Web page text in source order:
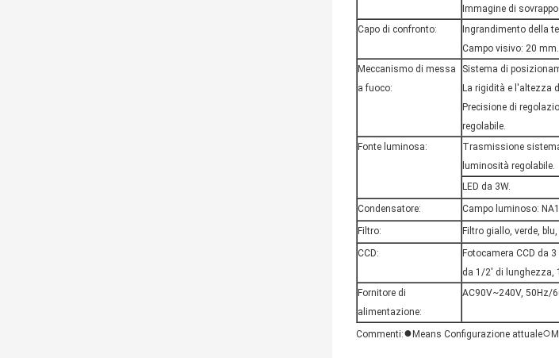
Immagine di
Capo di confronto:
Ingrandimento della
Campo visivo: 20 mm.
Meccanismo di messa
a fuoco:
Sistema di
La rigidità e l'altezza
Precisione di
regolabile.
Fonte luminosa:
Trasmissione
luminosità regolabile.
LED da 3W.
Condensatore: Campo luminoso:
Filtro: Filtro giallo, verde,
CCD:
Fotocamera CCD da
da 1/2' di lunghezza,
Fornitore di
alimentazione:
AC90V~240V, 50Hz/
Commenti:● Means Configurazione attuale○